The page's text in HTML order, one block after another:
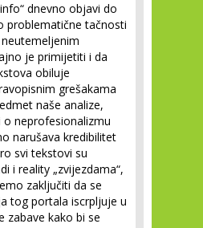
dnevno objavi do
problematične tačnosti
je primijetiti i da
obiluje
grešakama
naše analize,
neprofesionalizmu
narušava kredibilitet
svi tekstovi su
i reality „zvijezdama“,
zaključiti da se
tog portala iscrpljuje u
zabave kako bi se